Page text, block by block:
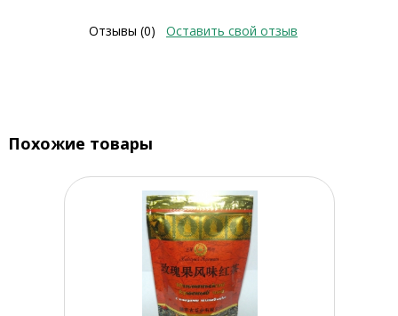
Отзывы (0) Оставить свой отзыв
Похожие товары